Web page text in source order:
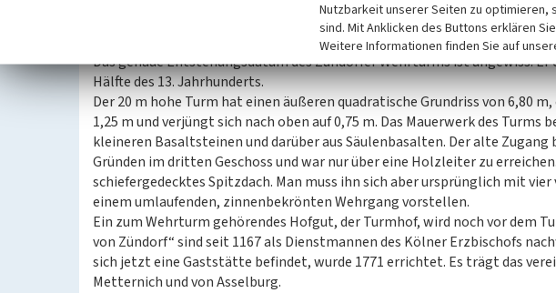
der Rheininsel Groov und dem Ufer einen natürlichen Hafen, jetzt ist er
ehemalige Insel kürzer, so dass man vom Turm aus den Strom vor sich
Das genaue Entstehungsdatum des Zündorfer Wehrturms ist ungewiss.
Hälfte des 13. Jahrhunderts.
Der 20 m hohe Turm hat einen äußeren quadratische Grundriss von 6,80
1,25 m und verjüngt sich nach oben auf 0,75 m. Das Mauerwerk des
kleineren Basaltsteinen und darüber aus Säulenbasalten. Der alte
Gründen im dritten Geschoss und war nur über eine Holzleiter zu
schiefergedecktes Spitzdach. Man muss ihn sich aber ursprünglich mit
einem umlaufenden, zinnenbekrönten Wehrgang vorstellen.
Ein zum Wehrturm gehörendes Hofgut, der Turmhof, wird noch vor dem
von Zündorf“ sind seit 1167 als Dienstmannen des Kölner Erzbischofs
sich jetzt eine Gaststätte befindet, wurde 1771 errichtet. Es trägt das
Metternich und von Asselburg.
Nutzbarkeit unserer Seiten zu optimieren,
sind. Mit Anklicken des Buttons erklären
Weitere Informationen finden Sie auf